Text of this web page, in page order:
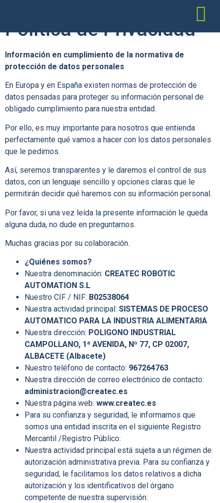
Política de Privacidad
Información en cumplimiento de la normativa de
protección de datos personales
En Europa y en España existen normas de protección de
datos pensadas para proteger su información personal de
obligado cumplimiento para nuestra entidad.
Por ello, es muy importante para nosotros que entienda
perfectamente qué vamos a hacer con los datos personales
que le pedimos.
Así, seremos transparentes y le daremos el control de sus
datos, con un lenguaje sencillo y opciones claras que le
permitirán decidir qué haremos con su información personal.
Por favor, si una vez leída la presente información le queda
alguna duda, no dude en preguntarnos.
Muchas gracias por su colaboración.
¿Quiénes somos?
Nuestra denominación: CREATEC ROBOTIC
AUTOMATION S.L
Nuestro CIF / NIF: B02538064
Nuestra actividad principal: SISTEMAS DE PROCESO
AUTOMATICO PARA LA INDUSTRIA ALIMENTARIA
Nuestra dirección: POLIGONO INDUSTRIAL
CAMPOLLANO, 1ª AVENIDA, Nº 77, CP 02007,
ALBACETE (Albacete)
Nuestro teléfono de contacto: 967264763
Nuestra dirección de correo electrónico de contacto:
administracion@createc.es
Nuestra página web: www.createc.es
Para su confianza y seguridad, le informamos que
somos una entidad inscrita en el siguiente Registro
Mercantil /Registro Público:
Nuestra actividad principal está sujeta a un régimen de
autorización administrativa previa. Para su confianza y
seguridad, le facilitamos los datos relativos a dicha
autorización y los identificativos del órgano
competente de nuestra supervisión: